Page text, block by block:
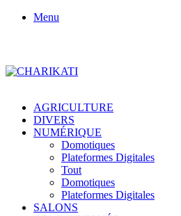
Menu
AGRICULTURE
DIVERS
NUMÉRIQUE
Domotiques
Plateformes Digitales
Tout
Domotiques
Plateformes Digitales
SALONS